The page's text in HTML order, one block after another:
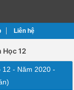
Liên hệ
Học 12
- Năm 2020 -